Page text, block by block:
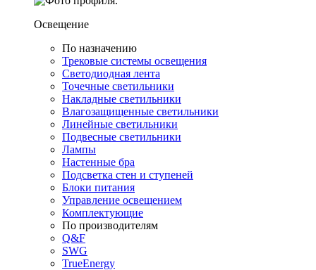
Освещение
По назначению
Трековые системы освещения
Светодиодная лента
Точечные светильники
Накладные светильники
Влагозащищенные светильники
Линейные светильники
Подвесные светильники
Лампы
Настенные бра
Подсветка стен и ступеней
Блоки питания
Управление освещением
Комплектующие
По производителям
Q&F
SWG
TrueEnergy